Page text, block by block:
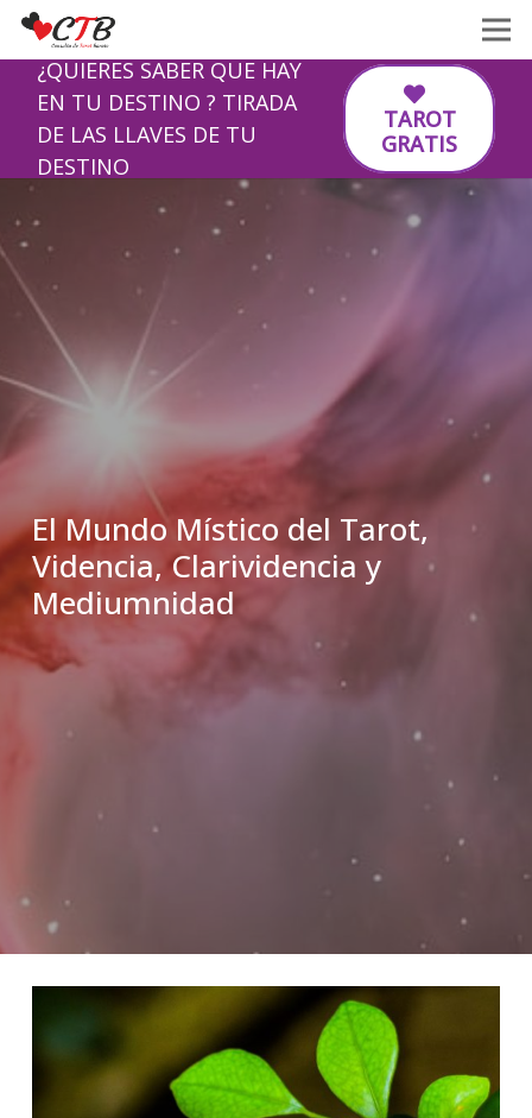
¿QUIERES SABER QUE HAY
EN TU DESTINO ? TIRADA
DE LAS LLAVES DE TU
DESTINO
TAROT
GRATIS
El Mundo Místico del Tarot,
Videncia, Clarividencia y
Mediumnidad